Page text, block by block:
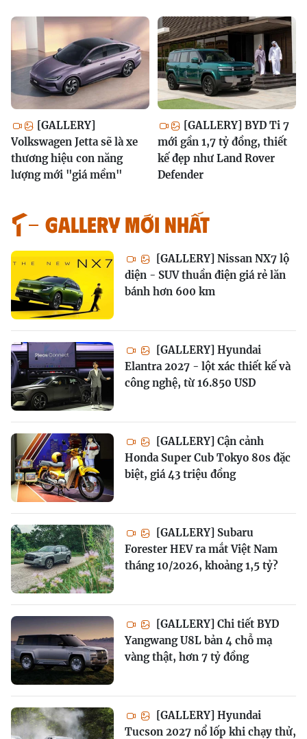
[GALLERY]
Volkswagen Jetta sẽ là xe
thương hiệu con năng
lượng mới "giá mềm"
[GALLERY] BYD Ti 7
mới gần 1,7 tỷ đồng, thiết
kế đẹp như Land Rover
Defender
GALLERY MỚI NHẤT
[GALLERY] Nissan NX7 lộ
diện - SUV thuần điện giá rẻ lăn
bánh hơn 600 km
[GALLERY] Hyundai
Elantra 2027 - lột xác thiết kế và
công nghệ, từ 16.850 USD
[GALLERY] Cận cảnh
Honda Super Cub Tokyo 80s đặc
biệt, giá 43 triệu đồng
[GALLERY] Subaru
Forester HEV ra mắt Việt Nam
tháng 10/2026, khoảng 1,5 tỷ?
[GALLERY] Chi tiết BYD
Yangwang U8L bản 4 chỗ mạ
vàng thật, hơn 7 tỷ đồng
[GALLERY] Hyundai
Tucson 2027 nổ lốp khi chạy thử,